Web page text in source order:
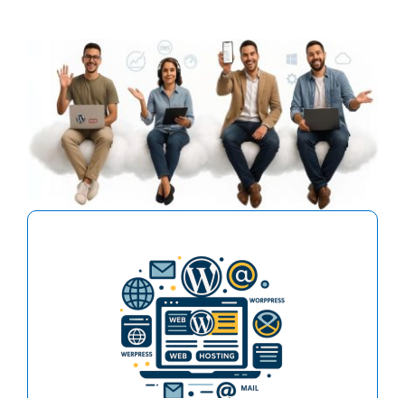
El hosting para crear y hospedar fácilmente
uno o más sitios web con sus respectivas
cuentas de email. Especial para Wordpress,
Joomla, Woocomerce o cualquier otro sitio